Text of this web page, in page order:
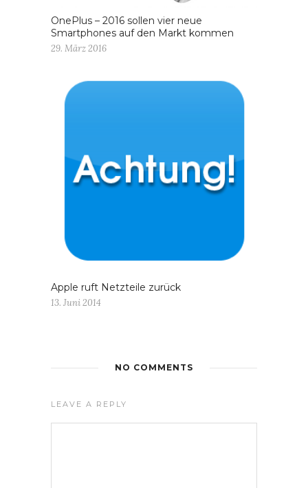
OnePlus – 2016 sollen vier neue
Smartphones auf den Markt kommen
29. März 2016
Apple ruft Netzteile zurück
13. Juni 2014
NO COMMENTS
LEAVE A REPLY